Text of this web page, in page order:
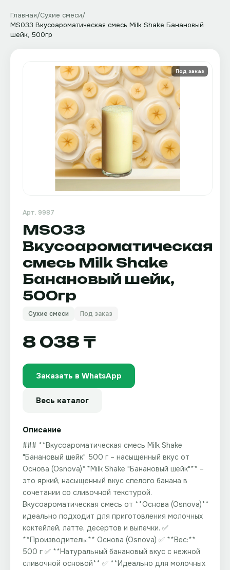
Главная/Сухие смеси/
MS033 Вкусоароматическая смесь Milk Shake Банановый
шейк, 500гр
Под заказ
Арт. 9987
MS033
Вкусоароматическая
смесь Milk Shake
Банановый шейк,
500гр
Сухие смеси Под заказ
8 038 ₸
Заказать в WhatsApp
Весь каталог
Описание
### **Вкусоароматическая смесь Milk Shake
"Банановый шейк" 500 г – насыщенный вкус от
Основа (Osnova)** **Milk Shake "Банановый шейк"** –
это яркий, насыщенный вкус спелого банана в
сочетании со сливочной текстурой.
Вкусоароматическая смесь от **Основа (Osnova)**
идеально подходит для приготовления молочных
коктейлей, латте, десертов и выпечки. ✅
**Производитель:** Основа (Osnova) ✅ **Вес:**
500 г ✅ **Натуральный банановый вкус с нежной
сливочной основой** ✅ **Идеально для молочных